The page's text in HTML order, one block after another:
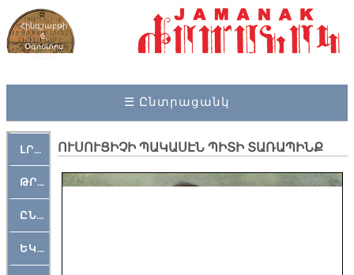
Հինգշաբթի
6,
Օգոստոս
2026
☰ Ընտրացանկ
ԼՐԱՀՈՍ
ԹՐՔԱՀԱՅ ԿԵԱՆՔ
ԸՆԿԵՐԱՄՇԱԿՈՒԹԱՅԻՆ
ԵԿԵՂԵՑԱԿԱՆ
ՈՒՍՈՒՑԻՉԻ ՊԱԿԱՍԷՆ ՊԻՏԻ ՏԱՌԱՊԻՆՔ